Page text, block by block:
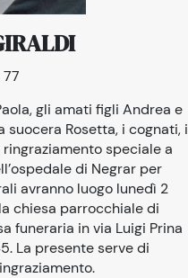
gli amati figli Andrea e
suocera Rosetta, i cognati, i
speciale a
di Negrar per
avranno luogo lunedì 2
chiesa parrocchiale di
funeraria in via Luigi Prina
La presente serve di